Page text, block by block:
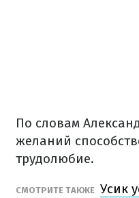
По словам
желаний
трудолюбие.
СМОТРИТЕ ТАКЖЕ Усик